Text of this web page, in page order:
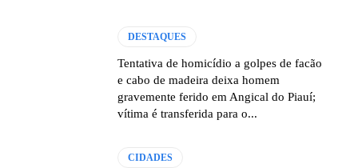
DESTAQUES
Tentativa de homicídio a golpes de facão
e cabo de madeira deixa homem
gravemente ferido em Angical do Piauí;
vítima é transferida para o...
CIDADES